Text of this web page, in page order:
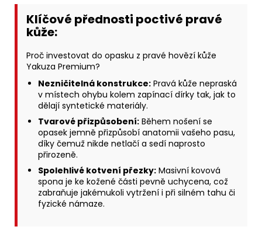
Klíčové přednosti poctivé pravé
kůže:
Proč investovat do opasku z pravé hovězí kůže
Yakuza Premium?
Nezničitelná konstrukce: Pravá kůže nepraská
v místech ohybu kolem zapínací dírky tak, jak to
dělají syntetické materiály.
Tvarové přizpůsobení: Během nošení se
opasek jemně přizpůsobí anatomii vašeho pasu,
díky čemuž nikde netlačí a sedí naprosto
přirozeně.
Spolehlivé kotvení přezky: Masivní kovová
spona je ke kožené části pevně uchycena, což
zabraňuje jakémukoli vytržení i při silném tahu či
fyzické námaze.